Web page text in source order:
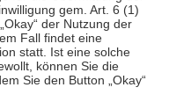
gem. Art. 6 (1)
der Nutzung der
Fall findet eine
statt. Ist eine solche
können Sie die
Sie den Button „Okay“